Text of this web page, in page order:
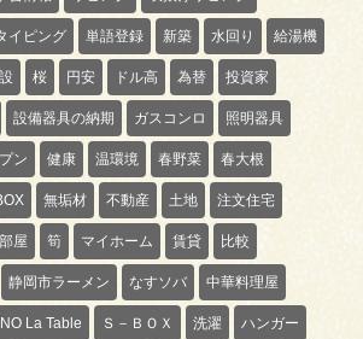
イピング 単語登録 新築 水回り 給湯機
桜 円安 ドル高 為替 投資家
設備器具の納期 ガスコンロ 照明器具
ン 健康 温環境 春野菜 春大根
無垢材 不動産 土地 注文住宅
屋 筍 マイホーム 賃貸 比較
静岡市ラーメン なすソバ 中華料理屋
La Table Ｓ－ＢＯＸ 洗濯 ハンガー